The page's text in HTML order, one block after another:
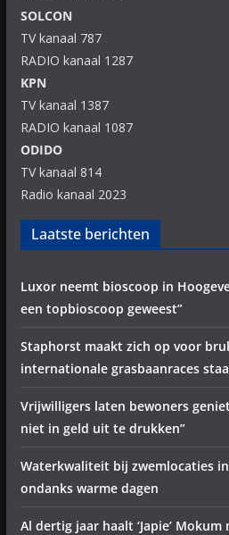
SOLCON
TV kanaal 787
RADIO kanaal 1287
KPN
TV kanaal 1387
RADIO kanaal 1087
ODIDO
TV kanaal 814
Radio kanaal 2023
Laatste berichten
Luxor neemt bioscoop in
een topbioscoop geweest”
Staphorst maakt zich op voor
internationale grasbaanraces
Vrijwilligers laten bewoners
niet in geld uit te drukken”
Waterkwaliteit bij zwemlocaties
ondanks warme dagen
Al dertig jaar haalt ‘Japie’